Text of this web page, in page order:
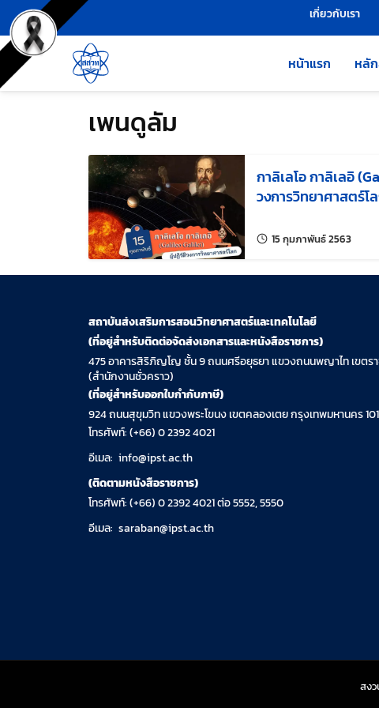
ข้ามไปยังเนื้อหาหลัก
เครื่องมือช่วยเหลือ เกี่ยวกับเรา
หน้าแรก หลั
เพนดูลัม
กาลิเลโอ กาลิเลอิ
วงการวิทยาศาสตร์โ
15 กุมภาพันธ์ 2563แก้ไขล่
สถาบันส่งเสริมการสอนวิทยาศาสตร์และเทคโนโลยี
(ที่อยู่สำหรับติดต่อจัดส่งเอกสารและหนังสือราชการ)
475 อาคารสิริภิญโญ ชั้น 9 ถนนศรีอยุธยา แขวงถนนพญาไท เขตร
(สำนักงานชั่วคราว)
(ที่อยู่สำหรับออกใบกำกับภาษี)
924 ถนนสุขุมวิท แขวงพระโขนง เขตคลองเตย กรุงเทพมหานคร
โทรศัพท์: (+66) 0 2392 4021
อีเมล: info@ipst.ac.th
(ติดตามหนังสือราชการ)
โทรศัพท์: (+66) 0 2392 4021 ต่อ 5552, 5550
อีเมล: saraban@ipst.ac.th
สง